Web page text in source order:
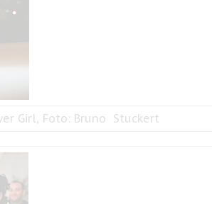
Girl, Foto: Bruno Stuckert